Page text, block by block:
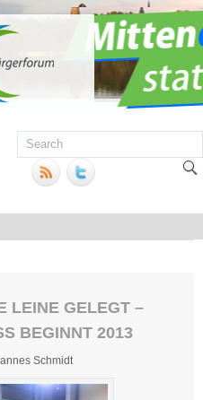
LEINE GELEGT –
BEGINNT 2013
Schmidt